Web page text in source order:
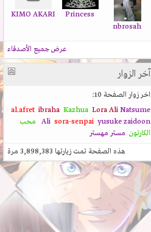
nbrosah
Princess
KIMO AKARI
عرض جميع الأصدقاء
آخر الزوار
اخر زوار الصفحة 10:
al.afret
ibraha Kazhua Lora AliNatsume
Ali
sora-senpai yusukezaidoon
محب
الكارتون
مستر مهستر
هذه الصفحة تمت زيارتها3,898,383مرة